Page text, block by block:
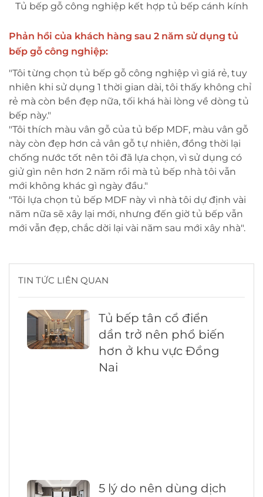
Tủ bếp gỗ công nghiệp kết hợp tủ bếp cánh kính
Phản hồi của khách hàng sau 2 năm sử dụng tủ
bếp gỗ công nghiệp:
"Tôi từng chọn tủ bếp gỗ công nghiệp vì giá rẻ, tuy
nhiên khi sử dụng 1 thời gian dài, tôi thấy không chỉ
rẻ mà còn bền đẹp nữa, tối khá hài lòng về dòng tủ
bếp này."
"Tôi thích màu vân gỗ của tủ bếp MDF, màu vân gỗ
này còn đẹp hơn cả vân gỗ tự nhiên, đồng thời lại
chống nước tốt nên tôi đã lựa chọn, vì sử dụng có
giử gìn nên hơn 2 năm rồi mà tủ bếp nhà tôi vẫn
mới không khác gì ngày đầu."
"Tôi lựa chọn tủ bếp MDF này vì nhà tôi dự định vài
năm nữa sẽ xây lại mới, nhưng đến giờ tủ bếp vẫn
mới vẫn đẹp, chắc dời lại vài năm sau mới xây nhà".
TIN TỨC LIÊN QUAN
Tủ bếp tân cổ điển
dần trở nên phổ biến
hơn ở khu vực Đồng
Nai
5 lý do nên dùng dịch